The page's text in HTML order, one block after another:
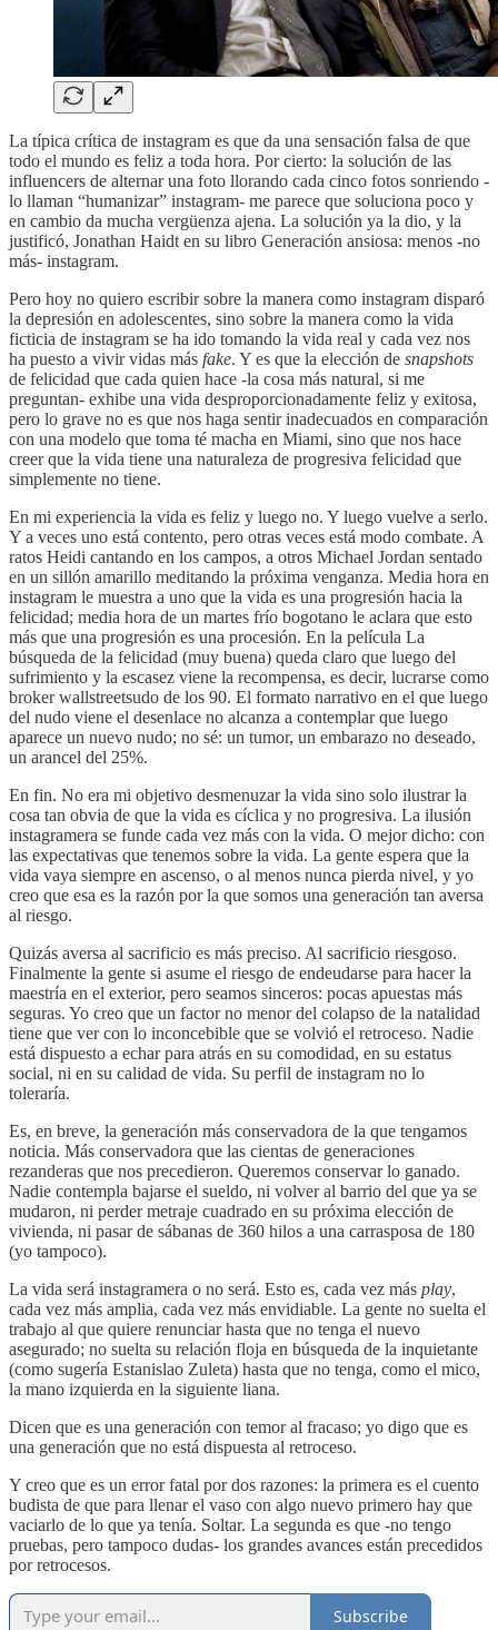
La típica crítica de instagram es que da una sensación falsa de que
todo el mundo es feliz a toda hora. Por cierto: la solución de las
influencers de alternar una foto llorando cada cinco fotos sonriendo -
lo llaman “humanizar” instagram- me parece que soluciona poco y
en cambio da mucha vergüenza ajena. La solución ya la dio, y la
justificó, Jonathan Haidt en su libro Generación ansiosa: menos -no
más- instagram.
Pero hoy no quiero escribir sobre la manera como instagram disparó
la depresión en adolescentes, sino sobre la manera como la vida
ficticia de instagram se ha ido tomando la vida real y cada vez nos
ha puesto a vivir vidas más fake. Y es que la elección de snapshots
de felicidad que cada quien hace -la cosa más natural, si me
preguntan- exhibe una vida desproporcionadamente feliz y exitosa,
pero lo grave no es que nos haga sentir inadecuados en comparación
con una modelo que toma té macha en Miami, sino que nos hace
creer que la vida tiene una naturaleza de progresiva felicidad que
simplemente no tiene.
En mi experiencia la vida es feliz y luego no. Y luego vuelve a serlo.
Y a veces uno está contento, pero otras veces está modo combate. A
ratos Heidi cantando en los campos, a otros Michael Jordan sentado
en un sillón amarillo meditando la próxima venganza. Media hora en
instagram le muestra a uno que la vida es una progresión hacia la
felicidad; media hora de un martes frío bogotano le aclara que esto
más que una progresión es una procesión. En la película La
búsqueda de la felicidad (muy buena) queda claro que luego del
sufrimiento y la escasez viene la recompensa, es decir, lucrarse como
broker wallstreetsudo de los 90. El formato narrativo en el que luego
del nudo viene el desenlace no alcanza a contemplar que luego
aparece un nuevo nudo; no sé: un tumor, un embarazo no deseado,
un arancel del 25%.
En fin. No era mi objetivo desmenuzar la vida sino solo ilustrar la
cosa tan obvia de que la vida es cíclica y no progresiva. La ilusión
instagramera se funde cada vez más con la vida. O mejor dicho: con
las expectativas que tenemos sobre la vida. La gente espera que la
vida vaya siempre en ascenso, o al menos nunca pierda nivel, y yo
creo que esa es la razón por la que somos una generación tan aversa
al riesgo.
Quizás aversa al sacrificio es más preciso. Al sacrificio riesgoso.
Finalmente la gente si asume el riesgo de endeudarse para hacer la
maestría en el exterior, pero seamos sinceros: pocas apuestas más
seguras. Yo creo que un factor no menor del colapso de la natalidad
tiene que ver con lo inconcebible que se volvió el retroceso. Nadie
está dispuesto a echar para atrás en su comodidad, en su estatus
social, ni en su calidad de vida. Su perfil de instagram no lo
toleraría.
Es, en breve, la generación más conservadora de la que tengamos
noticia. Más conservadora que las cientas de generaciones
rezanderas que nos precedieron. Queremos conservar lo ganado.
Nadie contempla bajarse el sueldo, ni volver al barrio del que ya se
mudaron, ni perder metraje cuadrado en su próxima elección de
vivienda, ni pasar de sábanas de 360 hilos a una carrasposa de 180
(yo tampoco).
La vida será instagramera o no será. Esto es, cada vez más play,
cada vez más amplia, cada vez más envidiable. La gente no suelta el
trabajo al que quiere renunciar hasta que no tenga el nuevo
asegurado; no suelta su relación floja en búsqueda de la inquietante
(como sugería Estanislao Zuleta) hasta que no tenga, como el mico,
la mano izquierda en la siguiente liana.
Dicen que es una generación con temor al fracaso; yo digo que es
una generación que no está dispuesta al retroceso.
Y creo que es un error fatal por dos razones: la primera es el cuento
budista de que para llenar el vaso con algo nuevo primero hay que
vaciarlo de lo que ya tenía. Soltar. La segunda es que -no tengo
pruebas, pero tampoco dudas- los grandes avances están precedidos
por retrocesos.
Subscribe